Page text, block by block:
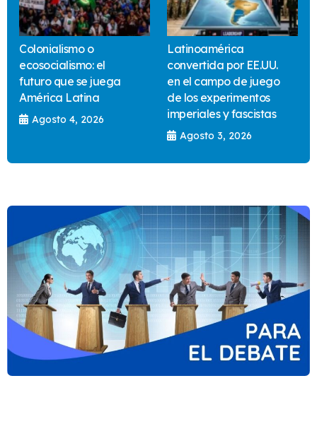
Colonialismo o
ecosocialismo: el
futuro que se juega
América Latina
Agosto 4, 2026
Latinoamérica
convertida por EE.UU.
en el campo de juego
de los experimentos
imperiales y fascistas
Agosto 3, 2026